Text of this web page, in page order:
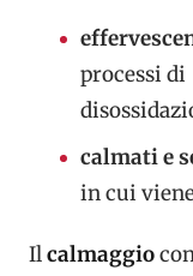
processi di
calmati e
in cui
Ilcalmaggio